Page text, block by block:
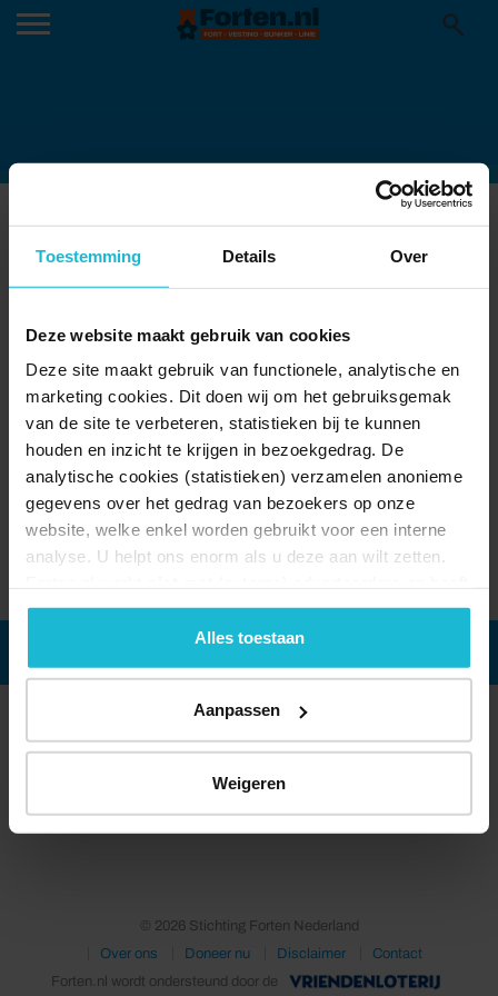
Toestemming Details Over
Deze website maakt gebruik van cookies
Deze site maakt gebruik van functionele, analytische en
marketing cookies. Dit doen wij om het gebruiksgemak
van de site te verbeteren, statistieken bij te kunnen
houden en inzicht te krijgen in bezoekgedrag. De
analytische cookies (statistieken) verzamelen anonieme
gegevens over het gedrag van bezoekers op onze
website, welke enkel worden gebruikt voor een interne
analyse. U helpt ons enorm als u deze aan wilt zetten.
geen commerciële doelstelling. U kunt deze cookies via
de knoppen accepteren, beheren of weigeren.
Alles toestaan
Aanpassen
Weigeren
ED69ABD1-C80A-4FF3-A8F1-
C216A2E6F28E
© 2026 Stichting Forten Nederland
Over ons
Doneer nu Disclaimer
Contact
Forten.nl wordt ondersteund door de